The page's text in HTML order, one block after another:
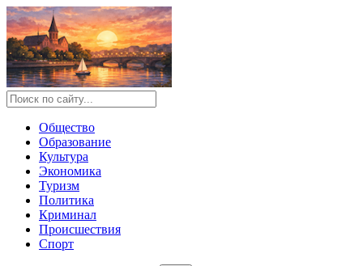
Общество
Образование
Культура
Экономика
Туризм
Политика
Криминал
Происшествия
Спорт